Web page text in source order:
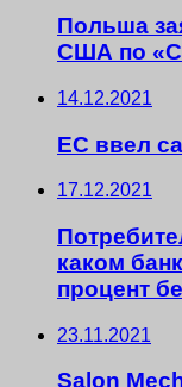
Польша
США по
14.12.2021
ЕС ввел
17.12.2021
каком
процент
23.11.2021
Salon